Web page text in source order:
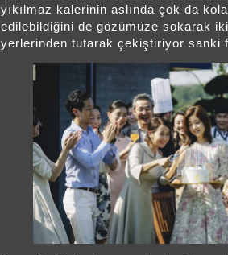
yıkılmaz kalerinin aslında çok da
edilebildiğini de gözümüze sokarak
yerlerinden tutarak çekiştiriyor